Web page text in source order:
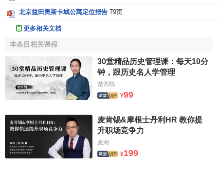
北京益田奥斯卡城公寓定位报告 79页
更多相关文档
本条目相关课程
30堂精品历史管理课：每天10分
钟，跟历史名人学管理
楚西鹄
¥99
麦肯锡&摩根士丹利HR 教你提
升职场竞争力
麦湘
¥199